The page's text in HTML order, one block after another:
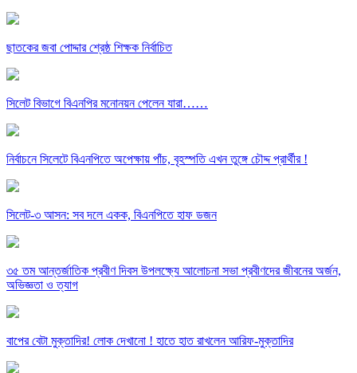
ছাতকের জবা পোদ্দার শ্রেষ্ঠ শিক্ষক নির্বাচিত
সিলেট বিভাগে বিএনপির মনোনয়ন পেলেন যারা……
নির্বাচনে সিলেটে বিএনপিতে অপেক্ষায় পাঁচ, বৃহস্পতি এখন তুঙ্গে চৌদ্দ প্রার্থীর !
সিলেট-৩ আসন: সব দলে একক, বিএনপিতে হাফ ডজন
৩৫ তম আন্তর্জাতিক প্রবীণ দিবস উপলক্ষ্যে আলোচনা সভা প্রবীণদের জীবনের অর্জন,
অভিজ্ঞতা ও ত্যাগ
বাপের বেটা মুক্তাদির! লোক দেখানো ! হাতে হাত রাখলেন আরিফ-মুক্তাদির